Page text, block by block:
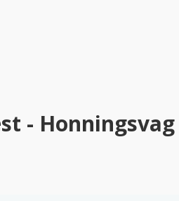
- Honningsvag